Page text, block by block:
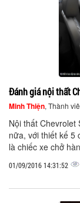
Đánh giá nội thất
Minh Thiện, Thành
Nội thất Chevrolet
nữa, với thiết kế 5
là chiếc xe chở
01/09/2016 14:31:52